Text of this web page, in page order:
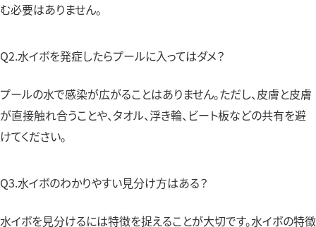
む必要はありません。
Q2.水イボを発症したらプールに入ってはダメ？
プールの水で感染が広がることはありません。ただし、皮膚と皮膚
が直接触れ合うことや、タオル、浮き輪、ビート板などの共有を避
けてください。
Q3.水イボのわかりやすい見分け方はある？
水イボを見分けるには特徴を捉えることが大切です。水イボの特徴